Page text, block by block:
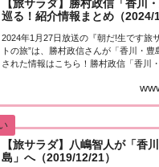
【旅サラダ】勝村政信「香川
巡る！紹介情報まとめ（2024/
2024年1月27日放送の『朝だ!生です旅
トの旅”は、勝村政信さんが「香川・豊
された情報はこちら！勝村政信「香川
サラダファミリーと言っても過言では
【旅サラダ】八嶋智人が「香
島」へ（2019/12/21）